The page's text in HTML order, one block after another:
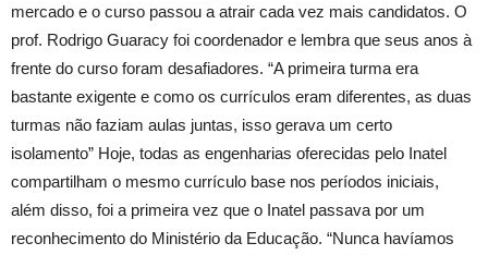
mercado e o curso passou a atrair cada vez mais candidatos. O
prof. Rodrigo Guaracy foi coordenador e lembra que seus anos à
frente do curso foram desafiadores. “A primeira turma era
bastante exigente e como os currículos eram diferentes, as duas
turmas não faziam aulas juntas, isso gerava um certo
isolamento” Hoje, todas as engenharias oferecidas pelo Inatel
compartilham o mesmo currículo base nos períodos iniciais,
além disso, foi a primeira vez que o Inatel passava por um
reconhecimento do Ministério da Educação. “Nunca havíamos